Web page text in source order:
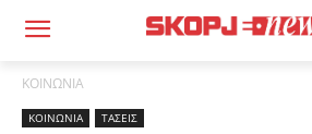
ΚΟΙΝΩΝΙΑ
ΚΟΙΝΩΝΙΑ ΤΑΣΕΙΣ